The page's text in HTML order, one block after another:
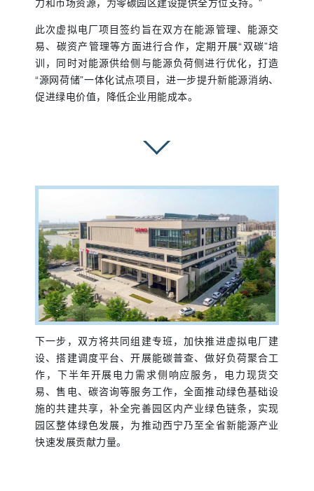
此次虚拟电厂项目签约旨在双方在能源管理、能源交
易、碳资产管理等方面进行合作，定期开展“双碳”培
训，同时对能源供给侧与能源负荷侧进行优化，打造
“源网荷储”一体化试点项目，进一步提升新能源消纳、
促进绿电价值，降低企业用能成本。
下一步，双方将共同组建专班，加快推进虚拟电厂建
设、搭建调度平台、开展能碳普查、做好负荷聚合工
作，下半年开展电力需求侧响应服务，电力现货交
易、售电、碳咨询等服务工作，全面推动绿色基础设
施的共建共享，补全完善园区内产业绿色链条，实现
园区整体绿色发展，为推动西宁乃至全省新能源产业
快速发展贡献力量。